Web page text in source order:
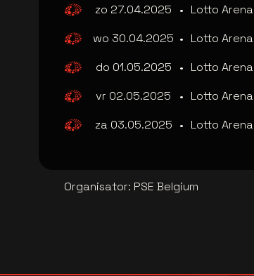
zo 27.04.2025
• Lotto Arena
wo 30.04.2025 • Lotto Arena
do 01.05.2025
• Lotto Arena
vr 02.05.2025
• Lotto Arena
za 03.05.2025 • Lotto Arena
Organisator: PSE Belgium